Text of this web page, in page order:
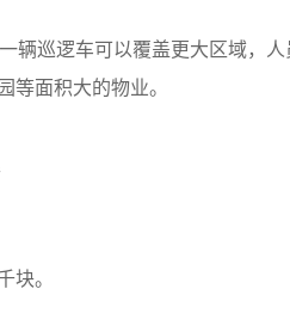
辆巡逻车可以覆盖更大区域，人
等面积大的物业。
块。